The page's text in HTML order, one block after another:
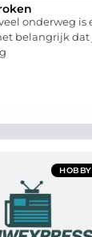
onderweg is
belangrijk